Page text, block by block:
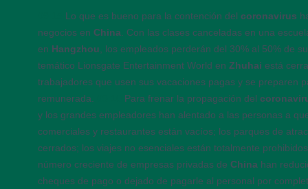
Lo que es bueno para la contención del coronavirus
negocios en China. Con las clases canceladas en una
en Hangzhou, los empleados perderán del 30% al 50% de
temático Lionsgate Entertainment World en Zhuhai está
trabajadores que usen sus vacaciones pagas y se preparen
remunerada.
Para frenar la propagación del
y los grandes empleadores han alentado a las personas a
comerciales y restaurantes están vacíos; los parques de
cerrados; los viajes no esenciales están totalmente
número creciente de empresas privadas de China han
cheques de pago o dejado de pagarle al personal por